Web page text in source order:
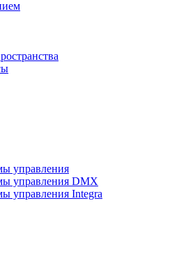
управления
управления DMX
управления Integra